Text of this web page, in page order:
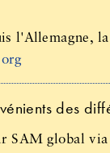
l'Allemagne,
des
SAM global